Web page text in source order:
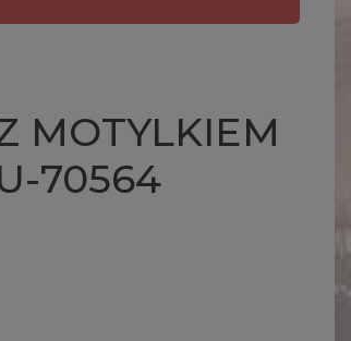
MOTYLKIEM
70564